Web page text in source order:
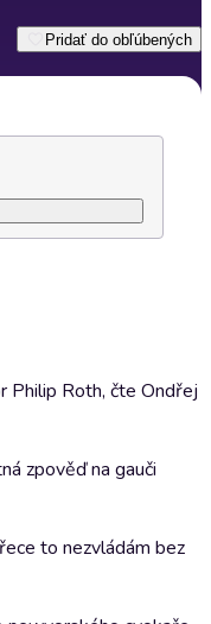
Pridať do obľúbených
Philip Roth, čte Ondřej
zpověď na gauči
to nezvládám bez